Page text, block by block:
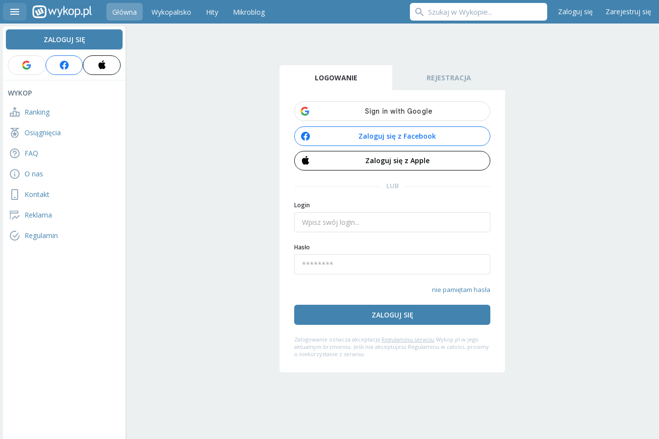
Główna Wykopalisko Hity Mikroblog Zaloguj się Zarejestruj się
ZALOGUJ SIĘ
WYKOP
Ranking
Osiągnięcia
FAQ
O nas
Kontakt
Reklama
Regulamin
LOGOWANIE REJESTRACJA
Zaloguj się z Facebook
Zaloguj się z Apple
LUB
Login
Hasło
nie pamiętam hasła
ZALOGUJ SIĘ
Zalogowanie oznacza akceptację Regulaminu serwisu Wykop.pl w jego
aktualnym brzmieniu. Jeśli nie akceptujesz Regulaminu w całości, prosimy
o niekorzystanie z serwisu.